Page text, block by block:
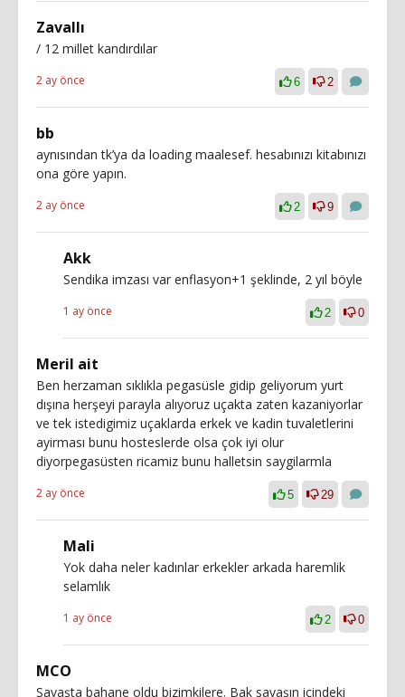
Zavallı
/ 12 millet kandırdılar
2 ay önce 6 2
bb
aynısından tk’ya da loading maalesef. hesabınızı kitabınızı
ona göre yapın.
2 ay önce 2 9
Akk
Sendika imzası var enflasyon+1 şeklinde, 2 yıl böyle
1 ay önce 2 0
Meril ait
Ben herzaman sıklıkla pegasüsle gidip geliyorum yurt
dışına herşeyi parayla alıyoruz uçakta zaten kazaniyorlar
ve tek istedigimiz uçaklarda erkek ve kadin tuvaletlerini
ayirması bunu hosteslerde olsa çok iyi olur
diyorpegasüsten ricamiz bunu halletsin saygilarmla
2 ay önce 5 29
Mali
Yok daha neler kadınlar erkekler arkada haremlik
selamlık
1 ay önce 2 0
MCO
Savaşta bahane oldu bizimkilere. Bak savaşın içindeki